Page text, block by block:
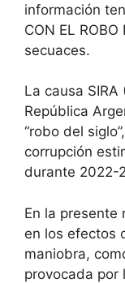
información
CON EL
secuaces.
La causa
República
“robo del
corrupción
durante 2022-
En la presente
en los efectos
maniobra,
provocada por